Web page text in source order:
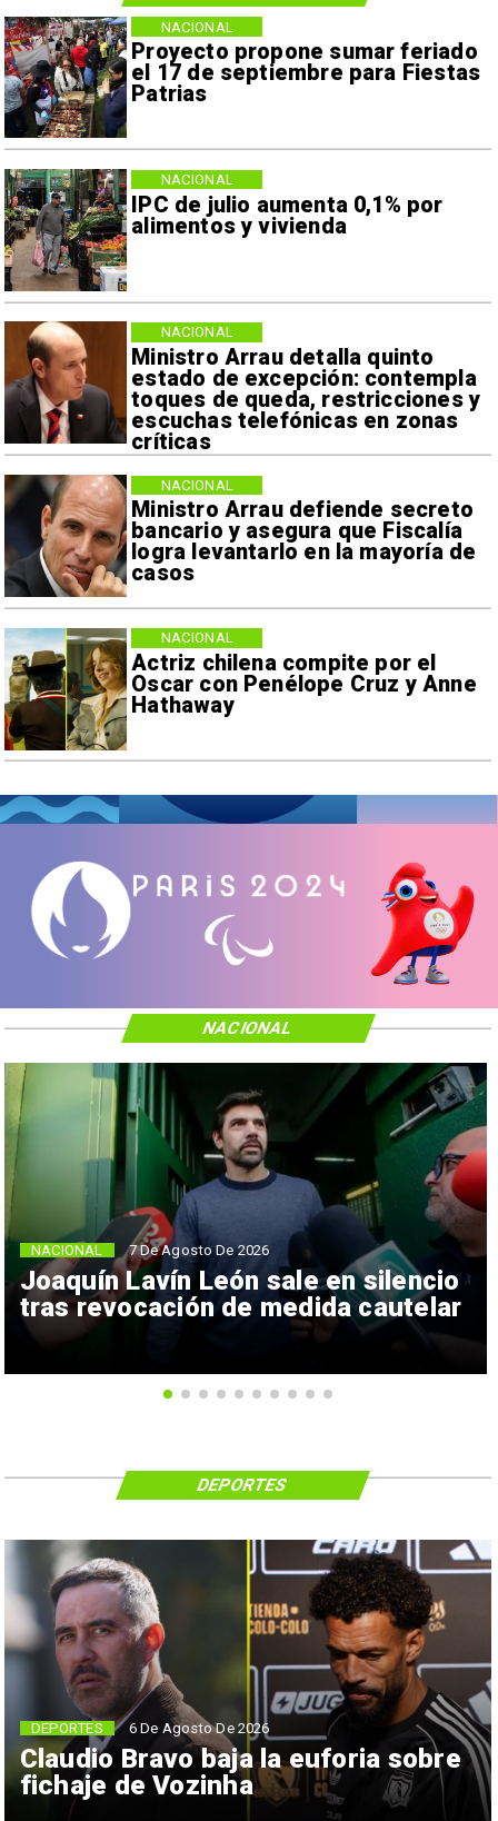
Proyecto propone sumar feriado
el 17 de septiembre para Fiestas
Patrias
NACIONAL
IPC de julio aumenta 0,1% por
alimentos y vivienda
NACIONAL
Ministro Arrau detalla quinto
estado de excepción: contempla
toques de queda, restricciones y
escuchas telefónicas en zonas
críticas
NACIONAL
Ministro Arrau defiende secreto
bancario y asegura que Fiscalía
logra levantarlo en la mayoría de
casos
NACIONAL
Actriz chilena compite por el
Oscar con Penélope Cruz y Anne
Hathaway
NACIONAL
Joaquín Lavín León sale en silencio
tras revocación de medida cautelar
NACIONAL 7 De Agosto De 2026
NACIONAL
Claudio Bravo baja la euforia sobre
fichaje de Vozinha
DEPORTES 6 De Agosto De 2026
DEPORTES